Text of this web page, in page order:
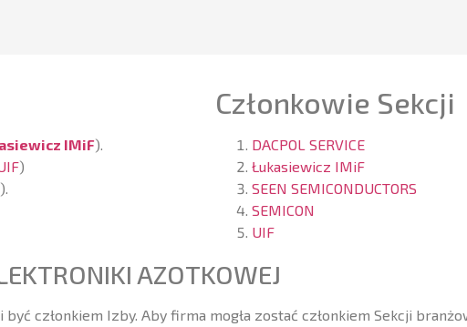
IMiF).
)
).
Członkowie Sekcji
DACPOL SERVICE
Łukasiewicz IMiF
SEEN SEMICONDUCTORS
SEMICON
UIF
AZOTKOWEJ
członkiem Izby. Aby firma mogła zostać członkiem Sekcji